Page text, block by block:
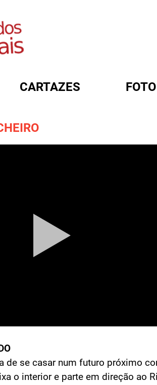
CARTAZES
de se casar num futuro próximo
o interior e parte em direção ao